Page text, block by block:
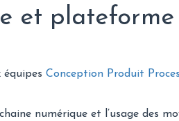
et plateforme
équipes Conception Produit
numérique et l’usage des